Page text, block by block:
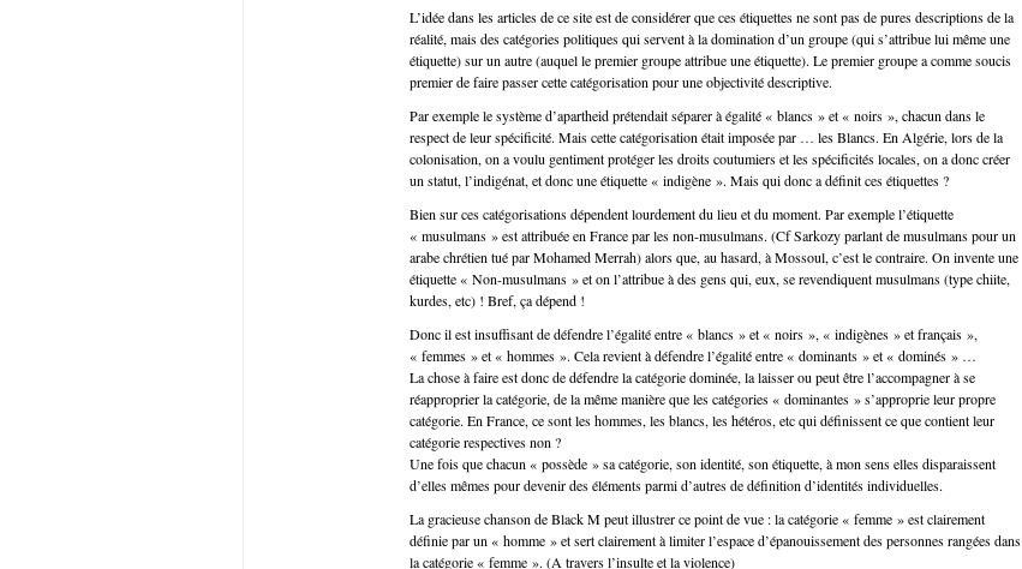
L’idée dans les articles de ce site est de considérer que ces étiquettes ne sont pas de pures descriptions de la
réalité, mais des catégories politiques qui servent à la domination d’un groupe (qui s’attribue lui même une
étiquette) sur un autre (auquel le premier groupe attribue une étiquette). Le premier groupe a comme soucis
premier de faire passer cette catégorisation pour une objectivité descriptive.
Par exemple le système d’apartheid prétendait séparer à égalité « blancs » et « noirs », chacun dans le
respect de leur spécificité. Mais cette catégorisation était imposée par … les Blancs. En Algérie, lors de la
colonisation, on a voulu gentiment protéger les droits coutumiers et les spécificités locales, on a donc créer
un statut, l’indigénat, et donc une étiquette « indigène ». Mais qui donc a définit ces étiquettes ?
Bien sur ces catégorisations dépendent lourdement du lieu et du moment. Par exemple l’étiquette
« musulmans » est attribuée en France par les non-musulmans. (Cf Sarkozy parlant de musulmans pour un
arabe chrétien tué par Mohamed Merrah) alors que, au hasard, à Mossoul, c’est le contraire. On invente une
étiquette « Non-musulmans » et on l’attribue à des gens qui, eux, se revendiquent musulmans (type chiite,
kurdes, etc) ! Bref, ça dépend !
Donc il est insuffisant de défendre l’égalité entre « blancs » et « noirs », « indigènes » et français »,
« femmes » et « hommes ». Cela revient à défendre l’égalité entre « dominants » et « dominés » …
La chose à faire est donc de défendre la catégorie dominée, la laisser ou peut être l’accompagner à se
réapproprier la catégorie, de la même manière que les catégories « dominantes » s’approprie leur propre
catégorie. En France, ce sont les hommes, les blancs, les hétéros, etc qui définissent ce que contient leur
catégorie respectives non ?
Une fois que chacun « possède » sa catégorie, son identité, son étiquette, à mon sens elles disparaissent
d’elles mêmes pour devenir des éléments parmi d’autres de définition d’identités individuelles.
La gracieuse chanson de Black M peut illustrer ce point de vue : la catégorie « femme » est clairement
définie par un « homme » et sert clairement à limiter l’espace d’épanouissement des personnes rangées dans
la catégorie « femme ». (A travers l’insulte et la violence)